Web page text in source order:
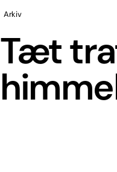
Tæt
Arkiv